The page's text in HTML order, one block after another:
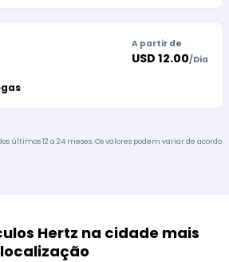
A partir de
USD 12.00/Dia
últimos 12 a 24 meses. Os valores podem variar de acordo
Hertz na cidade mais